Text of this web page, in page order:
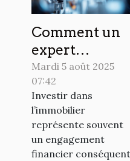
Comment un
expert
technique peut
sauvegarder
votre
investissement
immobilier ?
Mardi 5 août 2025
07:42
Investir dans
l’immobilier
représente souvent
un engagement
financier